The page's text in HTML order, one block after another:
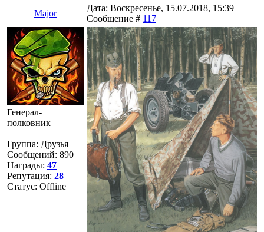
Major
Дата: Воскресенье, 15.07.2018, 15:39 |
Сообщение # 117
Генерал-
полковник
Группа: Друзья
Сообщений: 890
Награды: 47
Репутация: 28
Статус: Offline